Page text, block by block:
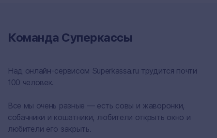
Команда Суперкассы
Над онлайн-сервисом Superkassa.ru трудится почти
100 человек.
Все мы очень разные — есть совы и жаворонки,
собачники и кошатники, любители открыть окно и
любители его закрыть.